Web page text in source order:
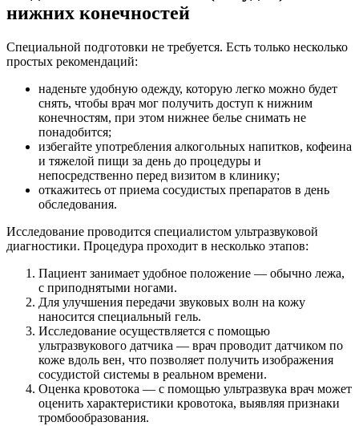
нижних конечностей
Специальной подготовки не требуется. Есть только несколько
простых рекомендаций:
наденьте удобную одежду, которую легко можно будет
снять, чтобы врач мог получить доступ к нижним
конечностям, при этом нижнее белье снимать не
понадобится;
избегайте употребления алкогольных напитков, кофеина
и тяжелой пищи за день до процедуры и
непосредственно перед визитом в клинику;
откажитесь от приема сосудистых препаратов в день
обследования.
Исследование проводится специалистом ультразвуковой
диагностики. Процедура проходит в несколько этапов:
Пациент занимает удобное положение — обычно лежа,
с приподнятыми ногами.
Для улучшения передачи звуковых волн на кожу
наносится специальный гель.
Исследование осуществляется с помощью
ультразвукового датчика — врач проводит датчиком по
коже вдоль вен, что позволяет получить изображения
сосудистой системы в реальном времени.
Оценка кровотока — с помощью ультразвука врач может
оценить характеристики кровотока, выявляя признаки
тромбообразования.